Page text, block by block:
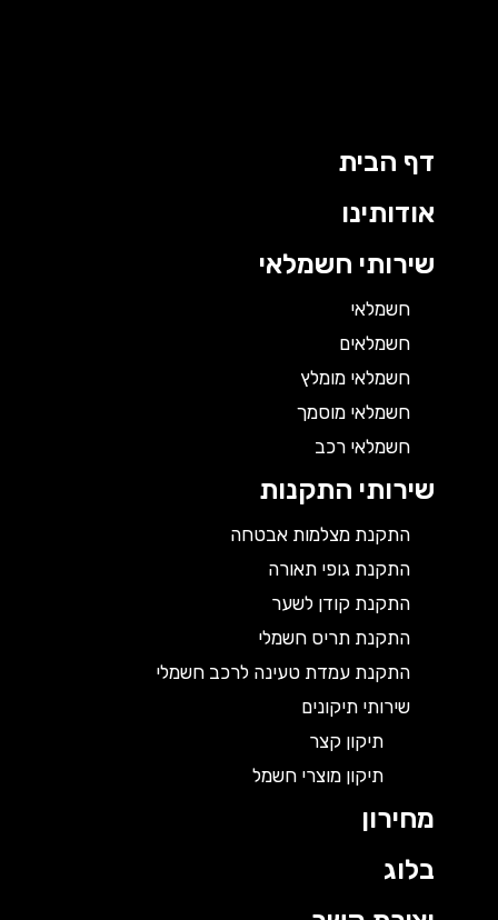
דף הבית
אודותינו
שירותי חשמלאי
חשמלאי
חשמלאים
חשמלאי מומלץ
חשמלאי מוסמך
חשמלאי רכב
שירותי התקנות
התקנת מצלמות אבטחה
התקנת גופי תאורה
התקנת קודן לשער
התקנת תריס חשמלי
התקנת עמדת טעינה לרכב חשמלי
שירותי תיקונים
תיקון קצר
תיקון מוצרי חשמל
מחירון
בלוג